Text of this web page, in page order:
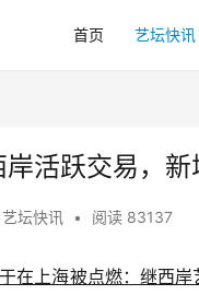
首页 艺坛快讯
活跃交易，新
艺坛快讯 • 阅读 83137
在上海被点燃：继西